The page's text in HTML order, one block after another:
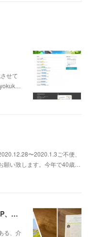
せて
〜2020.1.3ご不便、
願い致します。今年で40歳…
介護事業所ふれあい様のパンフ、HP、のぼり旗を制作しました
る、介